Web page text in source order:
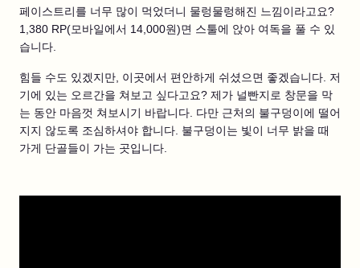
페이스트리를 너무 많이 먹었더니 물렁물렁해진 느낌이라고요?
1,380 RP(모바일에서 14,000원)면 스툴에 앉아 여독을 풀 수 있
습니다.
힘들 수도 있겠지만, 이곳에서 편안하게 쉬셨으면 좋겠습니다. 저
기에 있는 오르간을 쳐보고 싶다고요? 제가 널빤지로 창문을 막
는 동안 마음껏 쳐보시기 바랍니다. 다만 근처의 불구덩이에 떨어
지지 않도록 조심하셔야 합니다. 불구덩이는 빛이 너무 밝을 때
가게 단골들이 가는 곳입니다.